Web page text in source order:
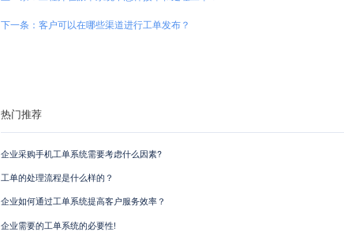
下一条：客户可以在哪些渠道进行工单发布？
热门推荐
企业采购手机工单系统需要考虑什么因素?
工单的处理流程是什么样的？
企业如何通过工单系统提高客户服务效率？
企业需要的工单系统的必要性!